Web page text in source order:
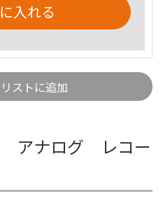
入れる
ストに追加
アナログ レコー